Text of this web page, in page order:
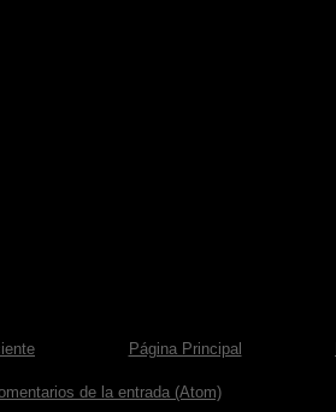
Página Principal
de la entrada (Atom)